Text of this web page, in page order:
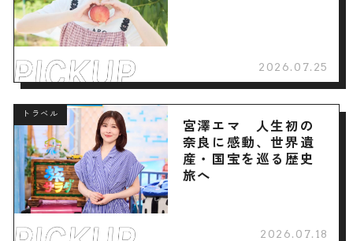
2026.07.25
トラベル
宮澤エマ 人生初の
奈良に感動、世界遺
産・国宝を巡る歴史
旅へ
2026.07.18